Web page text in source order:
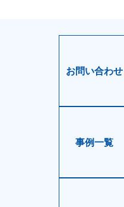
お問い合わせ
事例一覧